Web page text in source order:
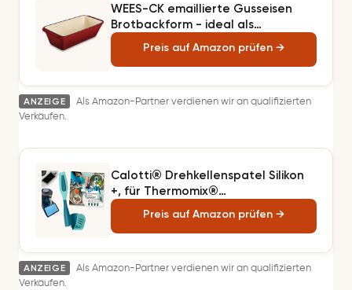
WEES-CK emaillierte Gusseisen
Brotbackform - ideal als
Kastenform für Brotbacken,
Kuchenform, Auflaufform und
Bräter, geeignet für alle
Herdarten und Spülmaschinenfest
(Cherry) (Kirschrot)
Preis auf Amazon prüfen →
ANZEIGE
Als Amazon-Partner verdienen wir an qualifizierten
Verkäufen.
Calotti® Drehkellenspatel Silikon
+, für Thermomix®
TM7®,TM6®,TM5® und TM31®.
Einfaches Aufnehmen von Mixgut
dank flexibler Silikonflanke und
patentierter Zentrierfunktion -
Made in Germany
Preis auf Amazon prüfen →
ANZEIGE
Als Amazon-Partner verdienen wir an qualifizierten
Verkäufen.